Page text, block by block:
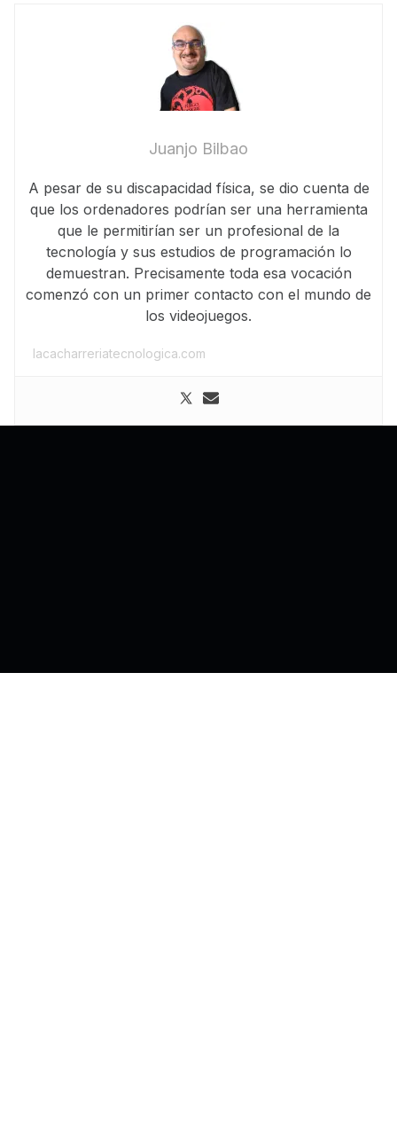
Juanjo Bilbao
A pesar de su discapacidad física, se dio cuenta de
que los ordenadores podrían ser una herramienta
que le permitirían ser un profesional de la
tecnología y sus estudios de programación lo
demuestran. Precisamente toda esa vocación
comenzó con un primer contacto con el mundo de
los videojuegos.
lacacharreriatecnologica.com